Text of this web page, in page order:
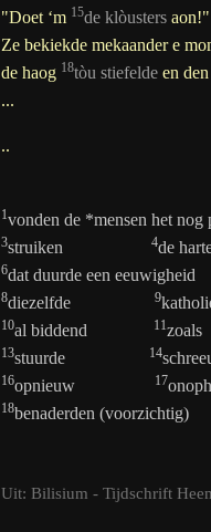
"Doet ‘m 15de klòusters aon!"
Ze bekiekde mekaander e
de haog 18tòu stiefelde en
...
..
1vonden de *mensen het
3struiken 4de
6dat duurde een
8diezelfde 9
10al biddend 11
13stuurde 14
16opnieuw 17
18benaderden (voorzichtig)
Uit: Bilisium - Tijdschrift